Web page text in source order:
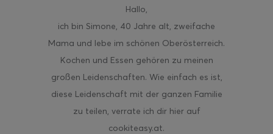
Hallo,
ich bin Simone, 40 Jahre alt, zweifache
Mama und lebe im schönen Oberösterreich.
Kochen und Essen gehören zu meinen
großen Leidenschaften. Wie einfach es ist,
diese Leidenschaft mit der ganzen Familie
zu teilen, verrate ich dir hier auf
cookiteasy.at.